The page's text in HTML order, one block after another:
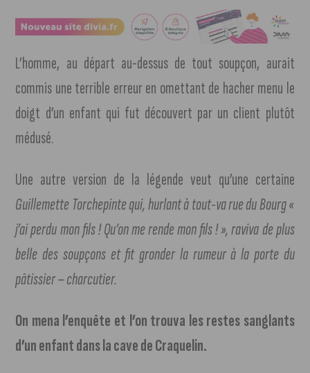
L’homme, au départ au-dessus de tout soupçon, aurait
commis une terrible erreur en omettant de hacher menu le
doigt d’un enfant qui fut découvert par un client plutôt
médusé.
Une autre version de la légende veut qu’une certaine
Guillemette Torchepinte qui, hurlant à tout-va rue du Bourg «
j’ai perdu mon fils ! Qu’on me rende mon fils ! », raviva de plus
belle des soupçons et fit gronder la rumeur à la porte du
pâtissier – charcutier.
On mena l’enquête et l’on trouva les restes sanglants
d’un enfant dans la cave de Craquelin.